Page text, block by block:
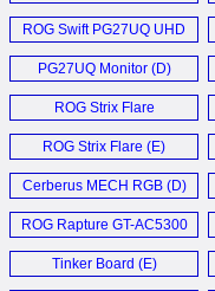
and Lyra Trio (E)
ROG Swift PG27UQ UHD
Gaming Monitor (D)
PG27UQ Monitor (D)
ROG Strix Flare
Keyboard (E)
ROG Strix Flare (E)
Cerberus MECH RGB (D)
ROG Rapture GT-AC5300
Router (D)
Tinker Board (E)